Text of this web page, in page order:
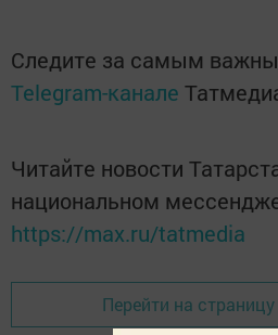
Следите за самым
Telegram-канале
Читайте новости
национальном
https://max.ru/tatmedia
Перейти на